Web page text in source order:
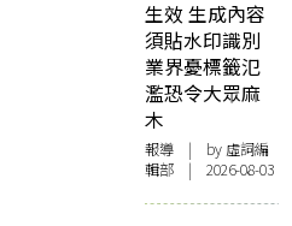
生效 生成內容
須貼水印識別
業界憂標籤氾
濫恐令大眾麻
木
報導 | by 虛詞編
輯部 | 2026-08-03